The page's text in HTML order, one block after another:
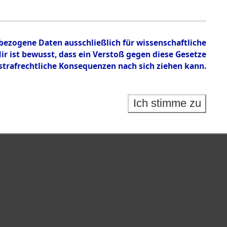
Daten ausschließlich für wissenschaftliche
bewusst, dass ein Verstoß gegen diese Gesetze
Konsequenzen nach sich ziehen kann.
Ich stimme zu